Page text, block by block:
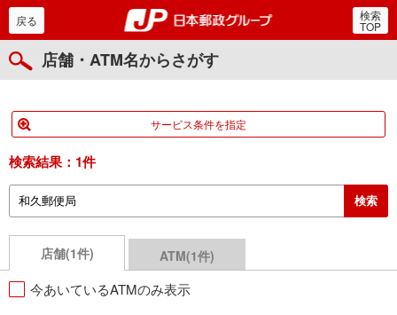
郵便局・日本郵政グルー
戻る 検索
TOP
店舗・ATM名からさがす
サービス条件を指定
検索結果： 1件
店舗(1件) ATM(1件)
今あいているATMのみ表示